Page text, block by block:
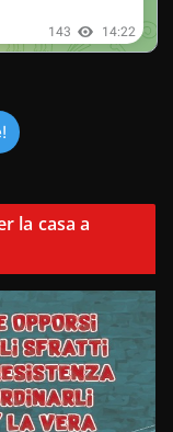
la casa a